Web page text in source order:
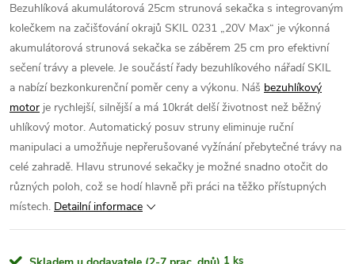
Bezuhlíková akumulátorová 25cm strunová sekačka s integrovaným
kolečkem na začišťování okrajů SKIL 0231 „20V Max“ je výkonná
akumulátorová strunová sekačka se záběrem 25 cm pro efektivní
sečení trávy a plevele. Je součástí řady bezuhlíkového nářadí SKIL
a nabízí bezkonkurenční poměr ceny a výkonu. Náš bezuhlíkový
motor je rychlejší, silnější a má 10krát delší životnost než běžný
uhlíkový motor. Automatický posuv struny eliminuje ruční
manipulaci a umožňuje nepřerušované vyžínání přebytečné trávy na
celé zahradě. Hlavu strunové sekačky je možné snadno otočit do
různých poloh, což se hodí hlavně při práci na těžko přístupných
místech. Detailní informace
1 ks